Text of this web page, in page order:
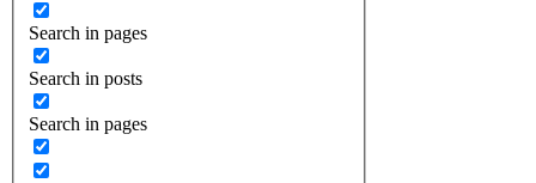
Search in pages
Search in posts
Search in pages